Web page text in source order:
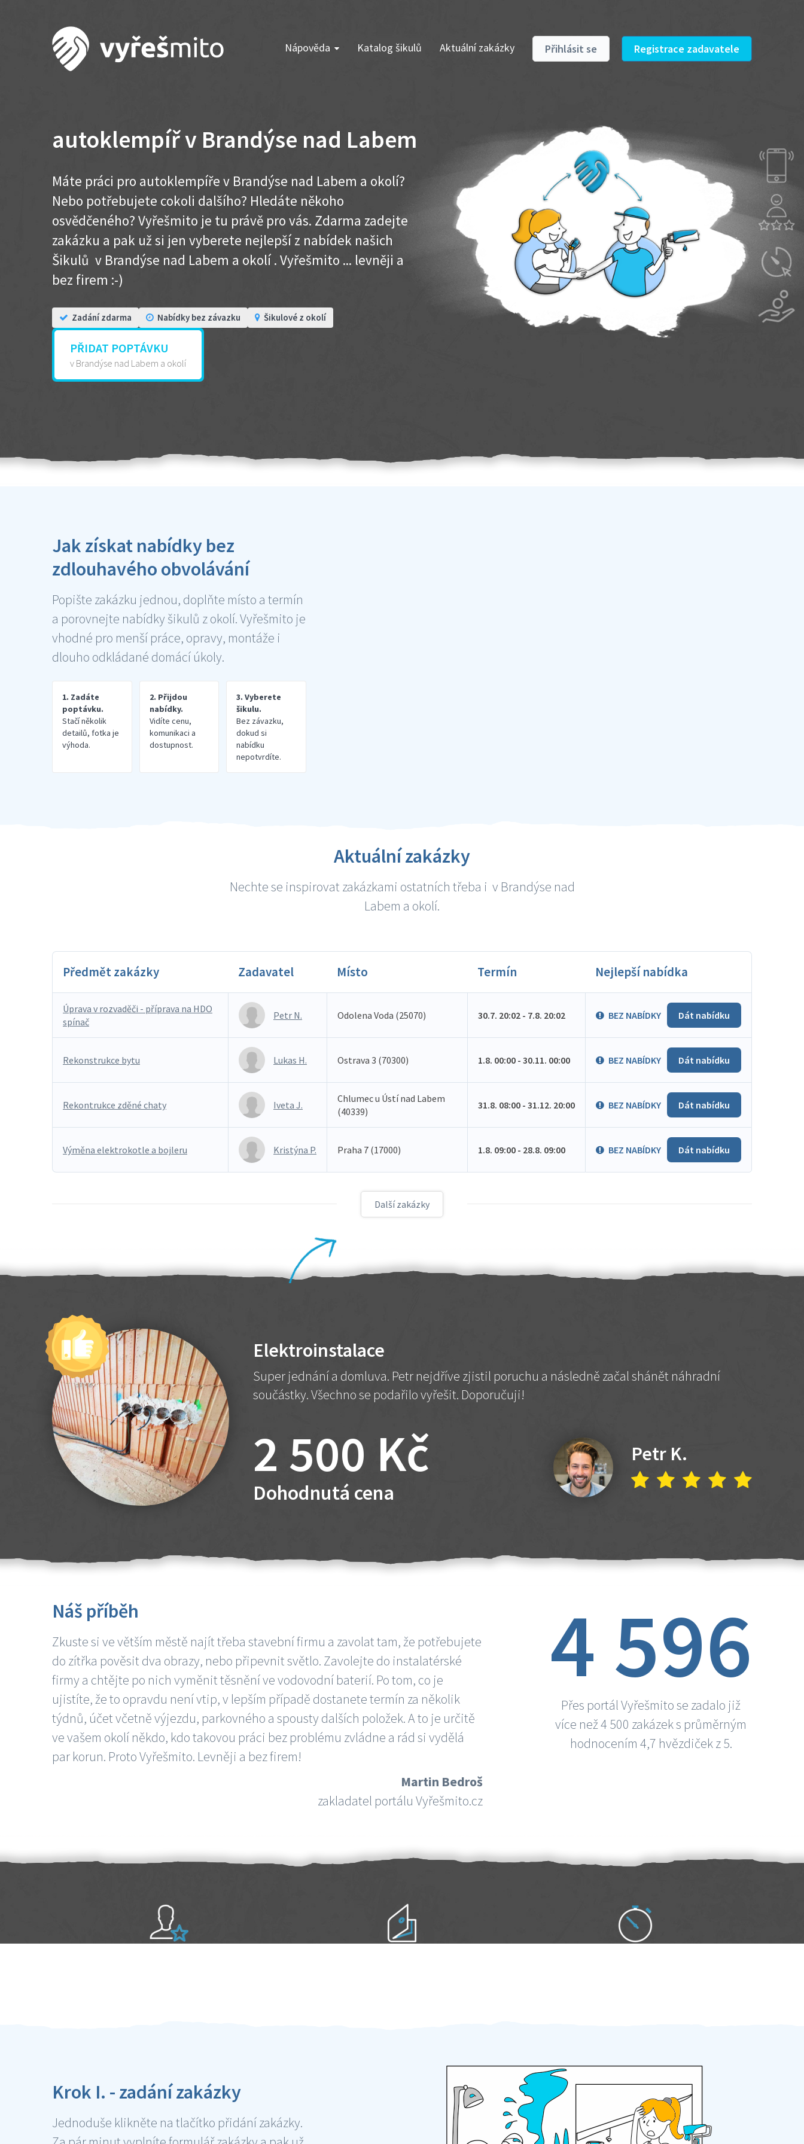
Nápověda Katalog šikulů Aktuální zakázky Přihlásit se Registrace zadavatele
autoklempíř v Brandýse nad Labem
Máte práci pro autoklempíře v Brandýse nad Labem a okolí?
Nebo potřebujete cokoli dalšího? Hledáte někoho
osvědčeného? Vyřešmito je tu právě pro vás. Zdarma zadejte
zakázku a pak už si jen vyberete nejlepší z nabídek našich
Šikulů v Brandýse nad Labem a okolí . Vyřešmito ... levněji a
bez firem :-)
Zadání zdarma Nabídky bez závazku Šikulové z okolí
PŘIDAT POPTÁVKU
v Brandýse nad Labem a okolí
Jak získat nabídky bez
zdlouhavého obvolávání
Popište zakázku jednou, doplňte místo a termín
a porovnejte nabídky šikulů z okolí. Vyřešmito je
vhodné pro menší práce, opravy, montáže i
dlouho odkládané domácí úkoly.
1. Zadáte
poptávku.
Stačí několik
detailů, fotka je
výhoda.
2. Přijdou
nabídky.
Vidíte cenu,
komunikaci a
dostupnost.
3. Vyberete
šikulu.
Bez závazku,
dokud si
nabídku
nepotvrdíte.
Aktuální zakázky
Nechte se inspirovat zakázkami ostatních třeba i v Brandýse nad
Labem a okolí.
Předmět zakázky Zadavatel Místo Termín Nejlepší nabídka
Úprava v rozvaděči - příprava na HDO
spínač
Petr N. Odolena Voda (25070) 30.7. 20:02 - 7.8. 20:02 BEZ NABÍDKY Dát nabídku
Rekonstrukce bytu Lukas H. Ostrava 3 (70300) 1.8. 00:00 - 30.11. 00:00 BEZ NABÍDKY Dát nabídku
Rekontrukce zděné chaty Iveta J.
Chlumec u Ústí nad Labem
(40339)
31.8. 08:00 - 31.12. 20:00 BEZ NABÍDKY Dát nabídku
Výměna elektrokotle a bojleru Kristýna P. Praha 7 (17000) 1.8. 09:00 - 28.8. 09:00 BEZ NABÍDKY Dát nabídku
Další zakázky
Elektroinstalace
Super jednání a domluva. Petr nejdříve zjistil poruchu a následně začal shánět náhradní
součástky. Všechno se podařilo vyřešit. Doporučuji!
2 500 Kč
Dohodnutá cena
Petr K.
Náš příběh
Zkuste si ve větším městě najít třeba stavební firmu a zavolat tam, že potřebujete
do zítřka pověsit dva obrazy, nebo připevnit světlo. Zavolejte do instalatérské
firmy a chtějte po nich vyměnit těsnění ve vodovodní baterií. Po tom, co je
ujistíte, že to opravdu není vtip, v lepším případě dostanete termín za několik
týdnů, účet včetně výjezdu, parkovného a spousty dalších položek. A to je určitě
ve vašem okolí někdo, kdo takovou práci bez problému zvládne a rád si vydělá
par korun. Proto Vyřešmito. Levněji a bez firem!
Martin Bedroš
zakladatel portálu Vyřešmito.cz
4 596
Přes portál Vyřešmito se zadalo již
více než 4 500 zakázek s průměrným
hodnocením 4,7 hvězdiček z 5.
Krok I. - zadání zakázky
Jednoduše klikněte na tlačítko přidání zakázky.